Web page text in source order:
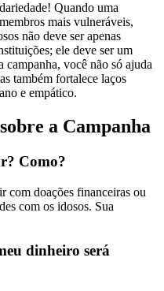
Quando uma
mais vulneráveis,
não deve ser apenas
ele deve ser um
você não só ajuda
também fortalece laços
e empático.
a Campanha
Como?
com doações financeiras ou
com os idosos. Sua
dinheiro será